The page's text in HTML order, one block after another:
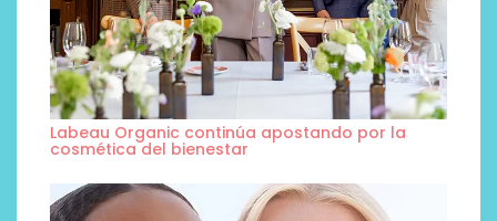
Labeau Organic continúa apostando por la
cosmética del bienestar